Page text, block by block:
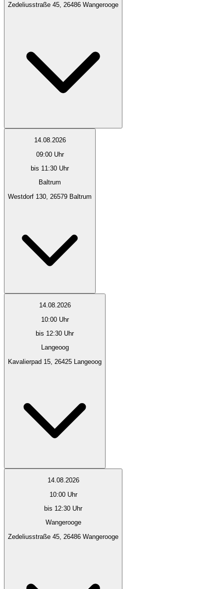
Zedeliusstraße 45, 26486 Wangerooge
14.08.2026
09:00 Uhr
bis 11:30 Uhr
Baltrum
Westdorf 130, 26579 Baltrum
14.08.2026
10:00 Uhr
bis 12:30 Uhr
Langeoog
Kavalierpad 15, 26425 Langeoog
14.08.2026
10:00 Uhr
bis 12:30 Uhr
Wangerooge
Zedeliusstraße 45, 26486 Wangerooge